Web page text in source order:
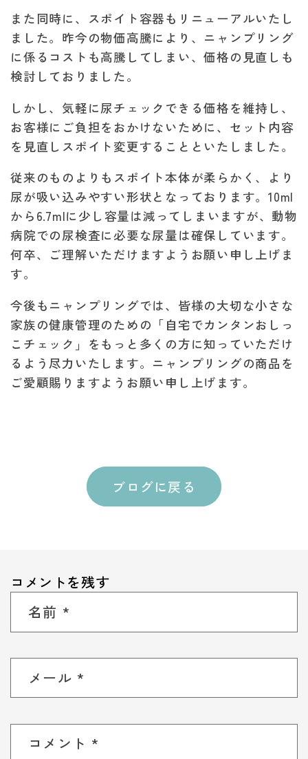
また同時に、スポイト容器もリニューアルいたし
ました。昨今の物価高騰により、ニャンプリング
に係るコストも高騰してしまい、価格の見直しも
検討しておりました。
しかし、気軽に尿チェックできる価格を維持し、
お客様にご負担をおかけないために、セット内容
を見直しスポイト変更することといたしました。
従来のものよりもスポイト本体が柔らかく、より
尿が吸い込みやすい形状となっております。10ml
から6.7mlに少し容量は減ってしまいますが、動物
病院での尿検査に必要な尿量は確保しています。
何卒、ご理解いただけますようお願い申し上げま
す。
今後もニャンプリングでは、皆様の大切な小さな
家族の健康管理のための「自宅でカンタンおしっ
こチェック」をもっと多くの方に知っていただけ
るよう尽力いたします。ニャンプリングの商品を
ご愛顧賜りますようお願い申し上げます。
ブログに戻る
コメントを残す
名前 *
メール *
コメント *